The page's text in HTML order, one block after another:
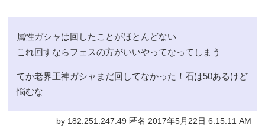
属性ガシャは回したことがほとんどない
これ回すならフェスの方がいいやってなってしまう
てか老界王神ガシャまだ回してなかった！石は50あるけど
悩むな
by 182.251.247.49 匿名 2017年5月22日 6:15:11 AM